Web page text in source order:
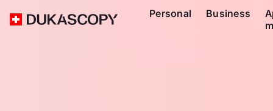
Personal Business